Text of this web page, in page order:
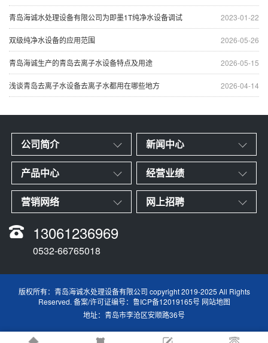
2023-01-22
​青岛海诚水处理设备有限公司为即墨1T纯净水设备调试
2026-05-26
双级纯净水设备的应用范围
2026-05-15
青岛海诚生产的青岛去离子水设备特点及用途
2026-04-14
浅谈青岛去离子水设备去离子水都用在哪些地方
公司简介 新闻中心
产品中心 经营业绩
营销网络 网上招聘
13061236969
0532-66765018
版权所有：青岛海诚水处理设备有限公司 copyright 2019-2025 All Rights
Reserved. 备案/许可证编号：鲁ICP备12019165号 网站地图
地址：青岛市李沧区安顺路36号